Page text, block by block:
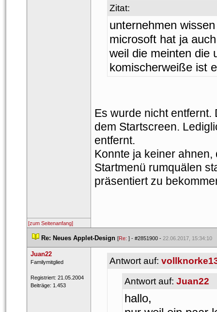
Zitat:
unternehmen
microsoft hat ja
weil die meinten die
komischerweiße ist
Es wurde nicht entfernt.
dem Startscreen.
entfernt.
Konnte ja keiner
Startmenü rumquälen
präsentiert zu
[zum Seitenanfang]
Re: Neues Applet-Design [Re: ] - #2851900 - 22.06.2017, 15:34:10
Juan22
​Familymitglied
Registriert: 21.05.2004
Beiträge: 1.453
Antwort auf:
Antwort auf: Juan22
hallo,